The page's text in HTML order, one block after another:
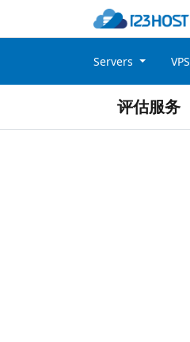
Servers VPS
评估服务